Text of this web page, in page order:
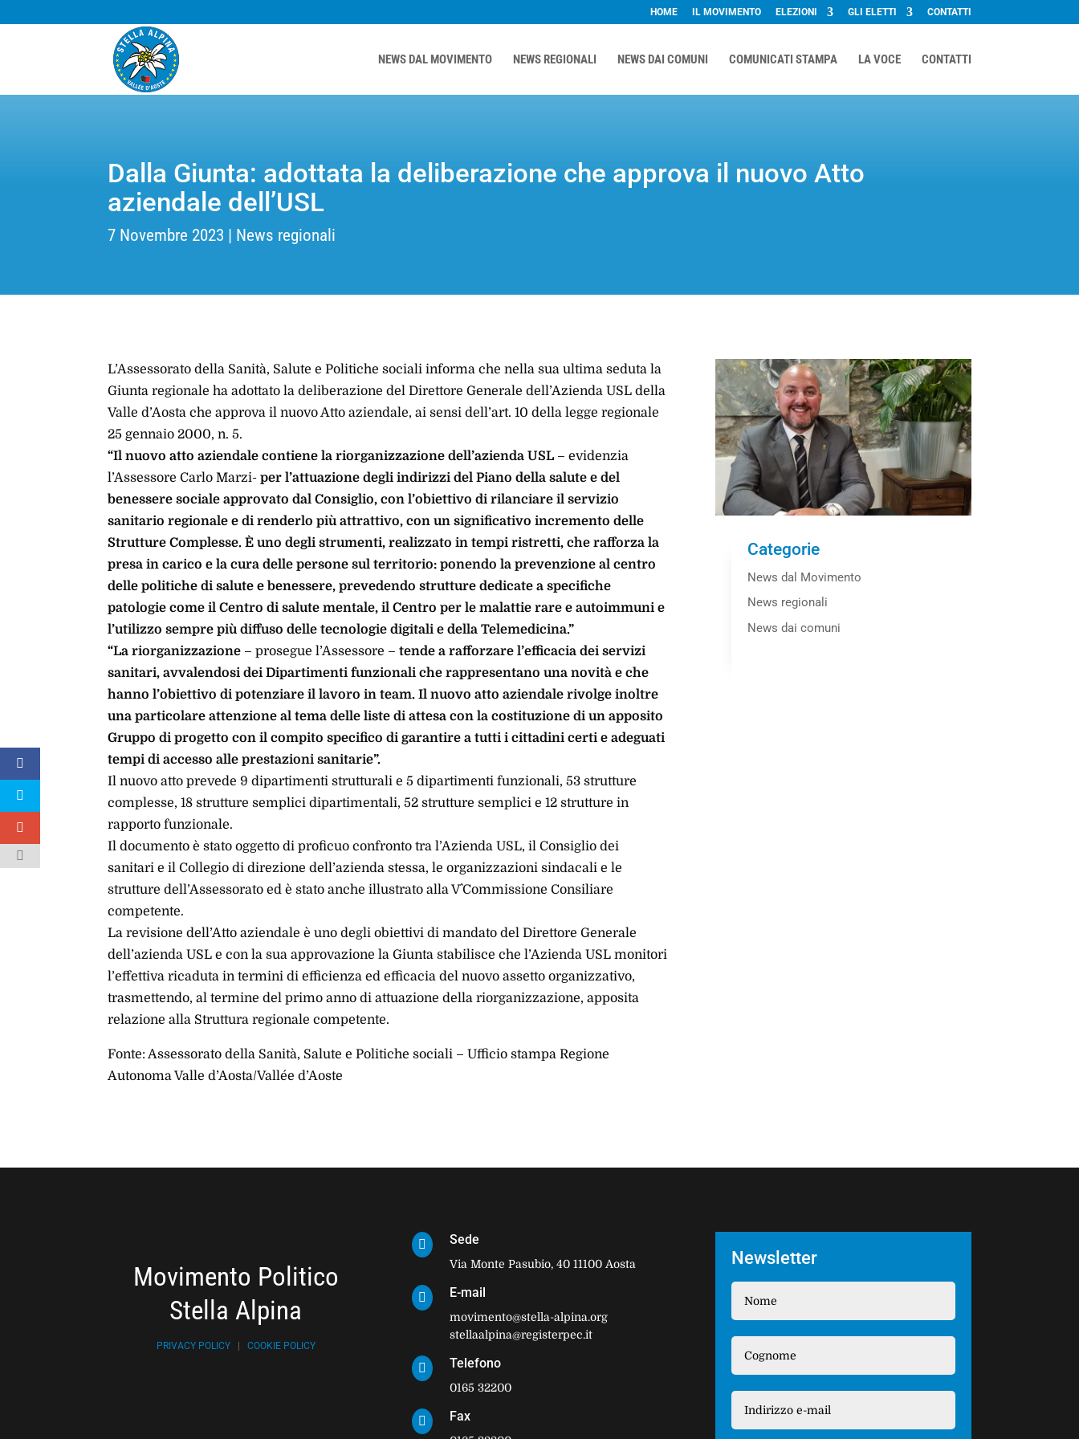
HOME IL MOVIMENTO ELEZIONI GLI ELETTI CONTATTI
NEWS DAL MOVIMENTO NEWS REGIONALI NEWS DAI COMUNI COMUNICATI STAMPA LA VOCE CONTATTI
Dalla Giunta: adottata la deliberazione che approva il nuovo Atto
aziendale dell’USL
7 Novembre 2023 News regionali
L’Assessorato della Sanità, Salute e Politiche sociali informa che nella sua ultima seduta la
Giunta regionale ha adottato la deliberazione del Direttore Generale dell’Azienda USL della
Valle d’Aosta che approva il nuovo Atto aziendale, ai sensi dell’art. 10 della legge regionale
25 gennaio 2000, n. 5.
“Il nuovo atto aziendale contiene la riorganizzazione dell’azienda USL – evidenzia
l’Assessore Carlo Marzi-per l’attuazione degli indirizzi del Piano della salute e del
benessere sociale approvato dal Consiglio, con l’obiettivo di rilanciare il servizio
sanitario regionale e di renderlo più attrattivo, con un significativo incremento delle
Strutture Complesse. È uno degli strumenti, realizzato in tempi ristretti, che rafforza la
presa in carico e la cura delle persone sul territorio: ponendo la prevenzione al centro
delle politiche di salute e benessere, prevedendo strutture dedicate a specifiche
patologie come il Centro di salute mentale, il Centro per le malattie rare e autoimmuni e
l’utilizzo sempre più diffuso delle tecnologie digitali e della Telemedicina.”
“La riorganizzazione – prosegue l’Assessore –tende a rafforzare l’efficacia dei servizi
sanitari, avvalendosi dei Dipartimenti funzionali che rappresentano una novità e che
hanno l’obiettivo di potenziare il lavoro in team. Il nuovo atto aziendale rivolge inoltre
una particolare attenzione al tema delle liste di attesa con la costituzione di un apposito
Gruppo di progetto con il compito specifico di garantire a tutti i cittadini certi e adeguati
tempi di accesso alle prestazioni sanitarie”.
Il nuovo atto prevede 9 dipartimenti strutturali e 5 dipartimenti funzionali, 53 strutture
complesse, 18 strutture semplici dipartimentali, 52 strutture semplici e 12 strutture in
rapporto funzionale.
Il documento è stato oggetto di proficuo confronto tra l’Azienda USL, il Consiglio dei
sanitari e il Collegio di direzione dell’azienda stessa, le organizzazioni sindacali e le
strutture dell’Assessorato ed è stato anche illustrato alla V^ Commissione Consiliare
competente.
La revisione dell’Atto aziendale è uno degli obiettivi di mandato del Direttore Generale
dell’azienda USL e con la sua approvazione la Giunta stabilisce che l’Azienda USL monitori
l’effettiva ricaduta in termini di efficienza ed efficacia del nuovo assetto organizzativo,
trasmettendo, al termine del primo anno di attuazione della riorganizzazione, apposita
relazione alla Struttura regionale competente.
Fonte: Assessorato della Sanità, Salute e Politiche sociali – Ufficio stampa Regione
Autonoma Valle d’Aosta/Vallée d’Aoste
Categorie
News dal Movimento
News regionali
News dai comuni
Movimento Politico
Stella Alpina
PRIVACY POLICY| COOKIE POLICY
 Sede
Via Monte Pasubio, 40 11100 Aosta
 E-mail
movimento@stella-alpina.org
stellaalpina@registerpec.it
 Telefono
0165 32200
 Fax
Newsletter